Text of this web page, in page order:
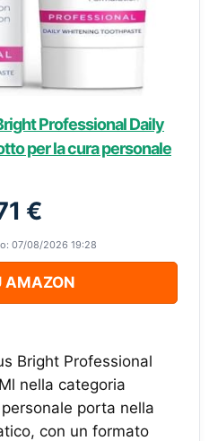
Professional Daily
per la cura personale
€
07/08/2026 19:28
AMAZON
Bright Professional
nella categoria
porta nella
con un formato